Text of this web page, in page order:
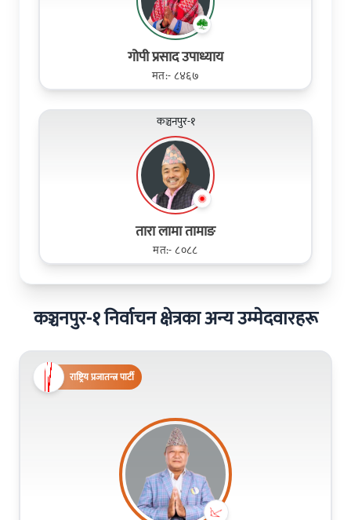
गोपी प्रसाद उपाध्याय
मत:- ८४६७
कञ्चनपुर-१
तारा लामा तामाङ
मत:- ८०८८
कञ्चनपुर-१ निर्वाचन क्षेत्रका अन्य उम्मेदवारहरू
राष्ट्रिय प्रजातन्त्र पार्टी